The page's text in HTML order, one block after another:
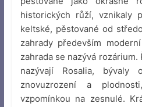
historických růží, vznikaly
keltské, pěstované od
zahrady především
zahrada se nazývá
nazývají Rosalia, bývaly
znovuzrození a
vzpomínkou na zesnulé.